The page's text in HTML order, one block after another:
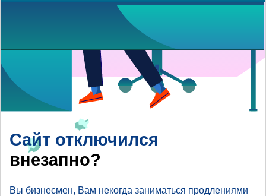
Сайт отключился
внезапно?
Вы бизнесмен, Вам некогда заниматься продлениями